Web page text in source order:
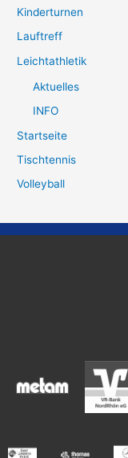
Kinderturnen
Lauftreff
Leichtathletik
Aktuelles
INFO
Startseite
Tischtennis
Volleyball